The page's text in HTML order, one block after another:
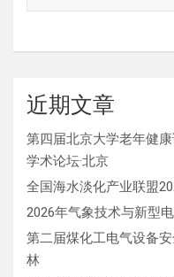
近期文章
第四届北京大学老年健
学术论坛·北京
全国海水淡化产业联盟
2026年气象技术与新型
第二届煤化工电气设备
林